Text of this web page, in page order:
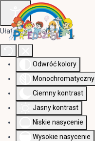
Ułatwienia dostępu
Odwróć kolory
Monochromatyczny
Ciemny kontrast
Jasny kontrast
Niskie nasycenie
Wysokie nasycenie